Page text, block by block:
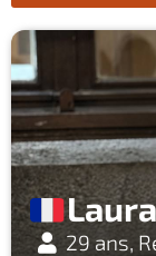
29 ans,